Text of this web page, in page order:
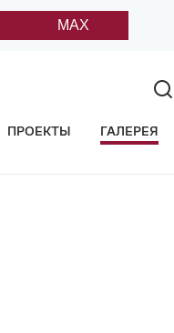
MAX
ПРОЕКТЫ ГАЛЕРЕЯ